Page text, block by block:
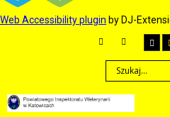
Web Accessibility plugin by DJ-